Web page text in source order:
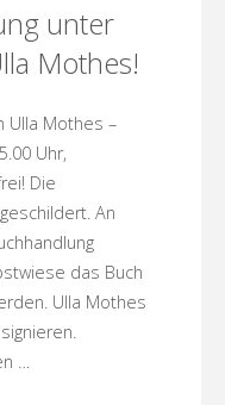
unter
Mothes!
Ulla Mothes –
Uhr,
Die
An
das Buch
Ulla Mothes
…